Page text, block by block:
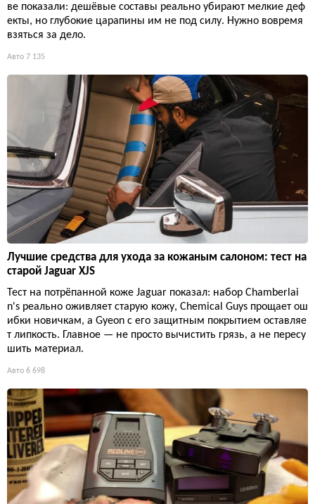
ве показали: дешёвые составы реально убирают мелкие деф
екты, но глубокие царапины им не под силу. Нужно вовремя
взяться за дело.
Авто 7 135
Лучшие средства для ухода за кожаным салоном: тест на
старой Jaguar XJS
Тест на потрёпанной коже Jaguar показал: набор Chamberlai
n's реально оживляет старую кожу, Chemical Guys прощает ош
ибки новичкам, а Gyeon с его защитным покрытием оставляе
т липкость. Главное — не просто вычистить грязь, а не пересу
шить материал.
Авто 6 698